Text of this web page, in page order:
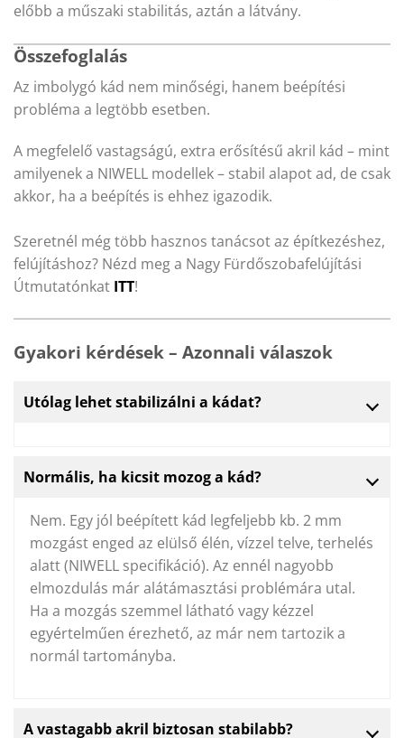
előbb a műszaki stabilitás, aztán a látvány.
Összefoglalás
Az imbolygó kád nem minőségi, hanem beépítési
probléma a legtöbb esetben.
A megfelelő vastagságú, extra erősítésű akril kád – mint
amilyenek a NIWELL modellek – stabil alapot ad, de csak
akkor, ha a beépítés is ehhez igazodik.
Szeretnél még több hasznos tanácsot az építkezéshez,
felújításhoz? Nézd meg a Nagy Fürdőszobafelújítási
Útmutatónkat ITT!
Gyakori kérdések – Azonnali válaszok
Utólag lehet stabilizálni a kádat?
Normális, ha kicsit mozog a kád?
Nem. Egy jól beépített kád legfeljebb kb. 2 mm
mozgást enged az elülső élén, vízzel telve, terhelés
alatt (NIWELL specifikáció). Az ennél nagyobb
elmozdulás már alátámasztási problémára utal.
Ha a mozgás szemmel látható vagy kézzel
egyértelműen érezhető, az már nem tartozik a
normál tartományba.
A vastagabb akril biztosan stabilabb?